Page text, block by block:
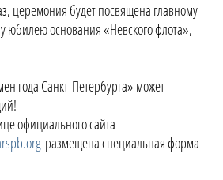
церемония будет посвящена главному
юбилею основания «Невского флота»,
года Санкт-Петербурга» может
официального сайта
размещена специальная форма